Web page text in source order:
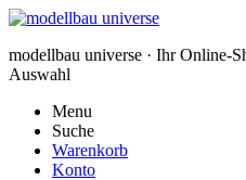
modellbau universe · Ihr Online-
Auswahl
Menu
Suche
Warenkorb
Konto